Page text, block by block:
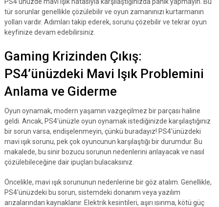
tür sorunlar genellikle çözülebilir ve oyun zamanınızı kurtarmanın
yolları vardır. Adımları takip ederek, sorunu çözebilir ve tekrar oyun
keyfinize devam edebilirsiniz.
Gaming Krizinden Çıkış:
PS4’ünüzdeki Mavi Işık Problemini
Anlama ve Giderme
Oyun oynamak, modern yaşamın vazgeçilmez bir parçası haline
geldi. Ancak, PS4'ünüzle oyun oynamak istediğinizde karşılaştığınız
bir sorun varsa, endişelenmeyin, çünkü buradayız! PS4'ünüzdeki
mavi ışık sorunu, pek çok oyuncunun karşılaştığı bir durumdur. Bu
makalede, bu sinir bozucu sorunun nedenlerini anlayacak ve nasıl
çözülebileceğine dair ipuçları bulacaksınız.
Öncelikle, mavi ışık sorununun nedenlerine bir göz atalım. Genellikle,
PS4'ünüzdeki bu sorun, sistemdeki donanım veya yazılım
arızalarından kaynaklanır. Elektrik kesintileri, aşırı ısınma, kötü güç